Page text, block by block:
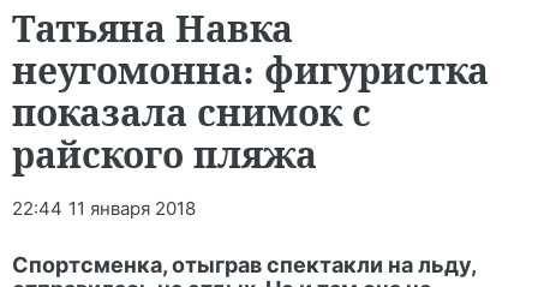
Татьяна Навка
неугомонна: фигуристка
показала снимок с
райского пляжа
22:44 11 января 2018
Спортсменка, отыграв спектакли на льду,